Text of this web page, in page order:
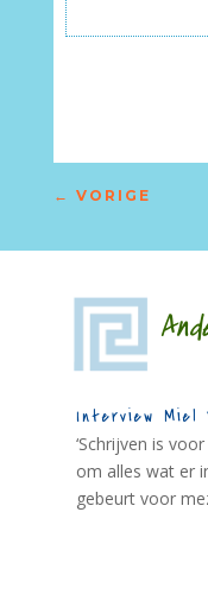
← VORIGE
Interview Miel
‘Schrijven is
om alles wat er
gebeurt voor